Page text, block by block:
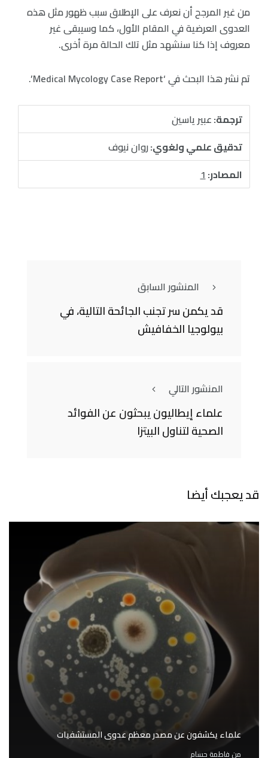
من غير المرجح أن نعرف على الإطلاق سبب ظهور مثل هذه
العدوى العرضية في المقام الأول، كما وسيبقى غير
معروف إذا كنا سنشهد مثل تلك الحالة مرة أخرى.
تم نشر هذا البحث في ‘Medical Mycology Case Report’.
ترجمة:عبير ياسين
تدقيق علمي ولغوي:روان نيوف
المصادر:1
المنشور السابق
قد يكمن سر تجنب الجائحة التالية، في
بيولوجيا الخفافيش
المنشور التالي
علماء إيطاليون يبحثون عن الفوائد
الصحية لتناول البيتزا
قد يعجبك أيضا
علماء يكشفون عن مصدر معظم عدوى المستشفيات
من فاطمة حسام